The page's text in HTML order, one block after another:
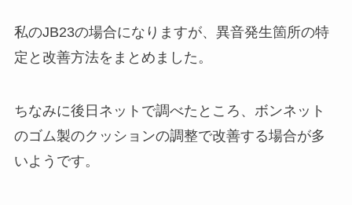
私のJB23の場合になりますが、異音発生箇所の特
定と改善方法をまとめました。
ちなみに後日ネットで調べたところ、ボンネット
のゴム製のクッションの調整で改善する場合が多
いようです。